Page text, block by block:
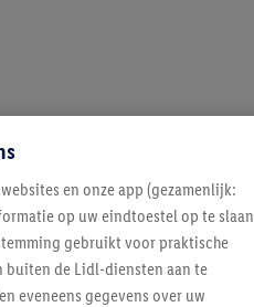
hoogte
de newsletter
en onze app (gezamenlijk:
op uw eindtoestel op te slaan
gebruikt voor praktische
de Lidl-diensten aan te
eveneens gegevens over uw